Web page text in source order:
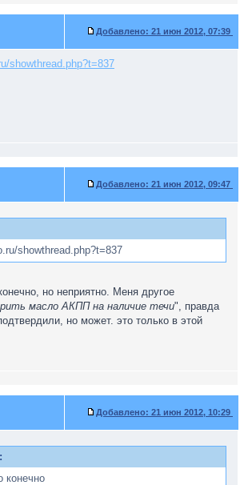
Добавлено: 21 июн 2012, 07:39
showthread.php?t=837
Добавлено: 21 июн 2012, 09:47
showthread.php?t=837
но неприятно. Меня другое
масло АКПП на наличие течи", правда
но может. это только в этой
Добавлено: 21 июн 2012, 10:29
конечно